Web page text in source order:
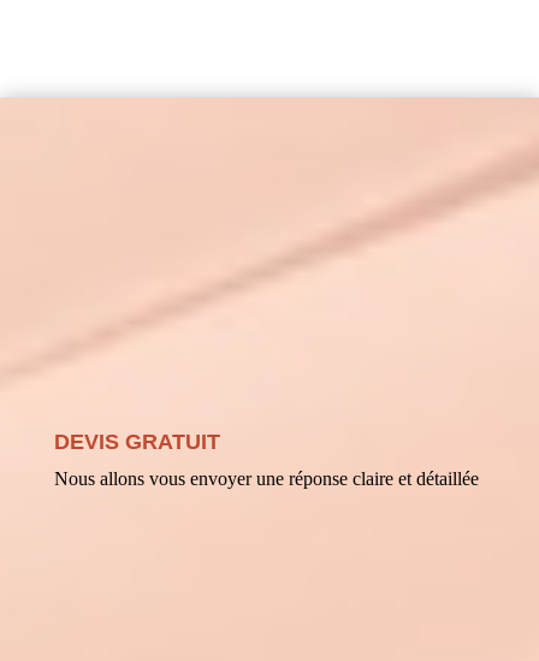
DEVIS GRATUIT
Nous allons vous envoyer une réponse claire et détaillée